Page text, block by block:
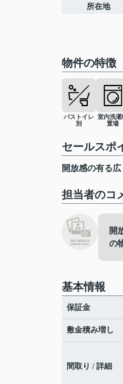
所在地
物件の特徴
バストイレ
別
室内洗濯
置場
セールスポ
開放感の有る
担当者のコ
開
の
基本情報
保証金
敷金積み増し
間取り / 詳細